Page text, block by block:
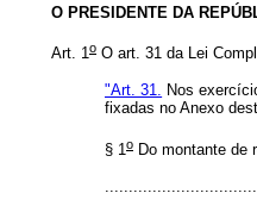
O PRESIDENTE DA
Art. 1o O art. 31 da Lei
"Art. 31. Nos
fixadas no Anexo
§ 1 o Do montante de